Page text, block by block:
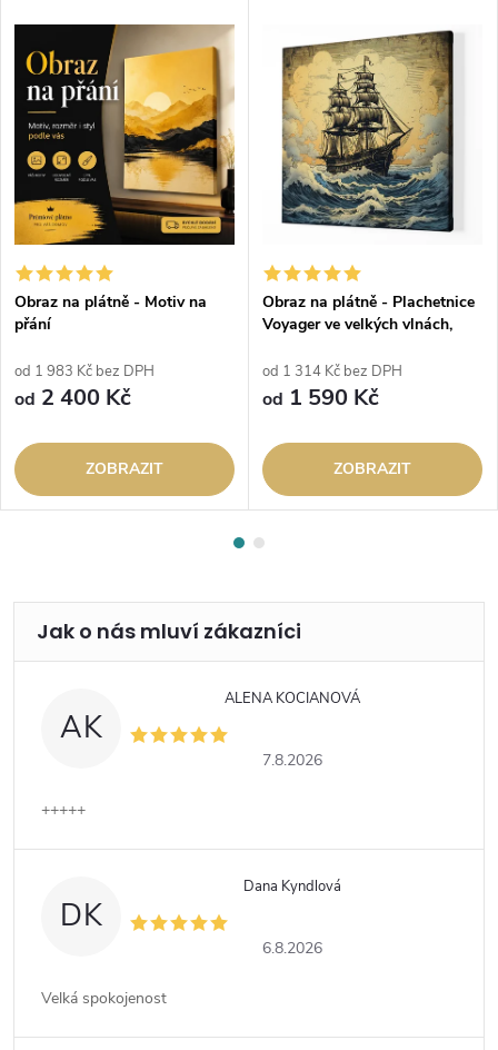
Obraz na plátně - Motiv na
přání
od 1 983 Kč bez DPH
od 2 400 Kč
ZOBRAZIT
Obraz na plátně - Plachetnice
Voyager ve velkých vlnách,
od 1 314 Kč bez DPH
od 1 590 Kč
ZOBRAZIT
AK
ALENA KOCIANOVÁ
7.8.2026
+++++
DK
Dana Kyndlová
6.8.2026
Velká spokojenost